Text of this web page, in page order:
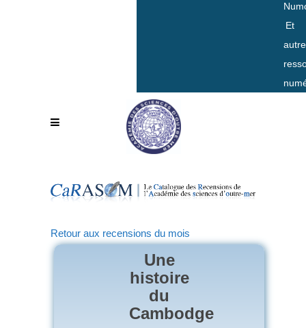
Et
Retour aux recensions du mois
Une
histoire
du
Cambodge